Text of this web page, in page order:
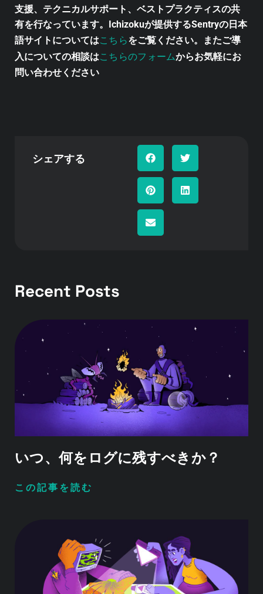
支援、テクニカルサポート、ベストプラクティスの共
有を行なっています。Ichizokuが提供するSentryの日本
語サイトについてはこちらをご覧ください。またご導
入についての相談はこちらのフォームからお気軽にお
問い合わせください
シェアする
Recent Posts
いつ、何をログに残すべきか？
この記事を読む